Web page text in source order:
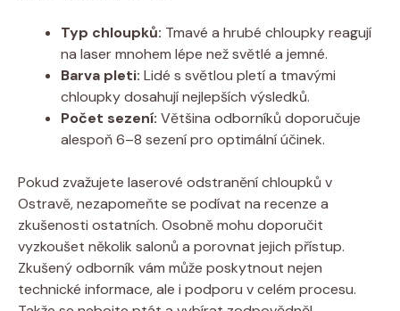
Typ chloupků: Tmavé a hrubé chloupky reagují
na laser mnohem lépe než světlé a jemné.
Barva pleti: Lidé s světlou pletí a tmavými
chloupky dosahují nejlepších výsledků.
Počet sezení: Většina odborníků doporučuje
alespoň 6–8 sezení pro optimální účinek.
Pokud zvažujete laserové odstranění chloupků v
Ostravě, nezapomeňte se podívat na recenze a
zkušenosti ostatních. Osobně mohu doporučit
vyzkoušet několik salonů a porovnat jejich přístup.
Zkušený odborník vám může poskytnout nejen
technické informace, ale i podporu v celém procesu.